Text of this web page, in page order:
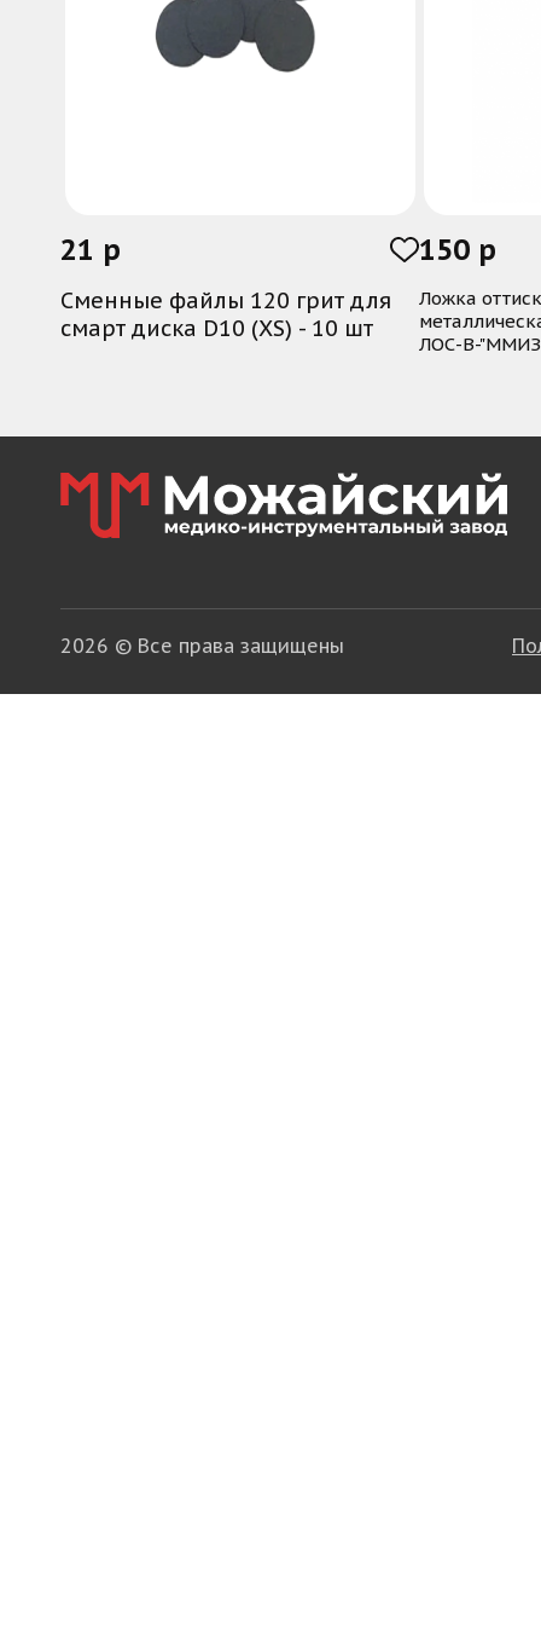
отобразить переходную складку, что
медицинского применения.
Купить в 1 клик
21 р
Сменные файлы 120 грит для
смарт диска D10 (XS) - 10 шт
150 р
Ложка
ЛОС-В-
2026 © Все права защищены